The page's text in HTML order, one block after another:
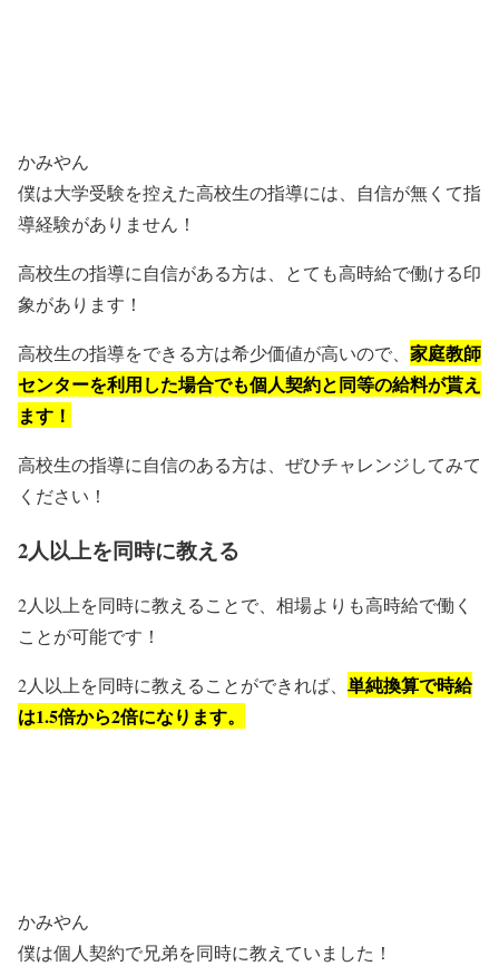
かみやん
僕は大学受験を控えた高校生の指導には、自信が無くて指
導経験がありません！
高校生の指導に自信がある方は、とても高時給で働ける印
象があります！
高校生の指導をできる方は希少価値が高いので、 家庭教師
センターを利用した場合でも個人契約と同等の給料が貰え
ます！
高校生の指導に自信のある方は、ぜひチャレンジしてみて
ください！
2人以上を同時に教える
2人以上を同時に教えることで、相場よりも高時給で働く
ことが可能です！
2人以上を同時に教えることができれば、 単純換算で時給
は1.5倍から2倍になります。
かみやん
僕は個人契約で兄弟を同時に教えていました！